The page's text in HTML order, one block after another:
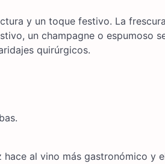
y un toque festivo. La
un champagne o espumoso
quirúrgicos.
al vino más gastronómico y